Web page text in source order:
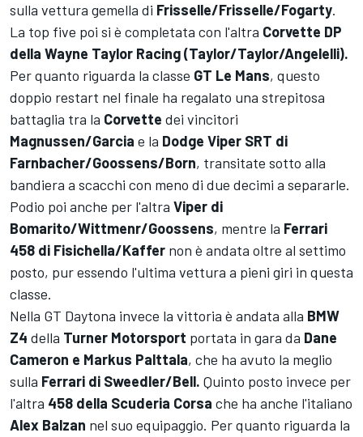
sulla vettura gemella di Frisselle/Frisselle/Fogarty.
La top five poi si è completata con l'altra Corvette DP
della Wayne Taylor Racing (Taylor/Taylor/Angelelli).
Per quanto riguarda la classe GT Le Mans, questo
doppio restart nel finale ha regalato una strepitosa
battaglia tra la Corvette dei vincitori
Magnussen/Garcia e la Dodge Viper SRT di
Farnbacher/Goossens/Born, transitate sotto alla
bandiera a scacchi con meno di due decimi a separarle.
Podio poi anche per l'altra Viper di
Bomarito/Wittmenr/Goossens, mentre la Ferrari
458 di Fisichella/Kaffer non è andata oltre al settimo
posto, pur essendo l'ultima vettura a pieni giri in questa
classe.
Nella GT Daytona invece la vittoria è andata alla BMW
Z4 della Turner Motorsport portata in gara da Dane
Cameron e Markus Palttala, che ha avuto la meglio
sulla Ferrari di Sweedler/Bell. Quinto posto invece per
l'altra 458 della Scuderia Corsa che ha anche l'italiano
Alex Balzan nel suo equipaggio. Per quanto riguarda la